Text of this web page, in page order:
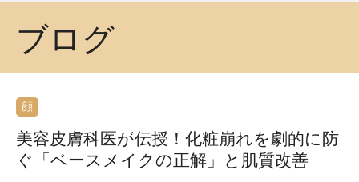
ブログ
顔
美容皮膚科医が伝授！化粧崩れを劇的に防
ぐ「ベースメイクの正解」と肌質改善